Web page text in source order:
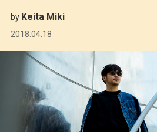
by Keita Miki
2018.04.18